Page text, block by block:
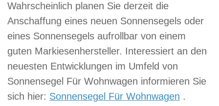
Wahrscheinlich planen Sie derzeit die
Anschaffung eines neuen Sonnensegels oder
eines Sonnensegels aufrollbar von einem
guten Markiesenhersteller. Interessiert an den
neuesten Entwicklungen im Umfeld von
Sonnensegel Für Wohnwagen informieren Sie
sich hier: Sonnensegel Für Wohnwagen .